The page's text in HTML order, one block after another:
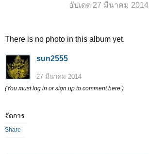
อัปเดต 27 มีนาคม 2014
There is no photo in this album yet.
sun2555
27 มีนาคม 2014
(You must log in or sign up to comment here.)
จัดการ
Share